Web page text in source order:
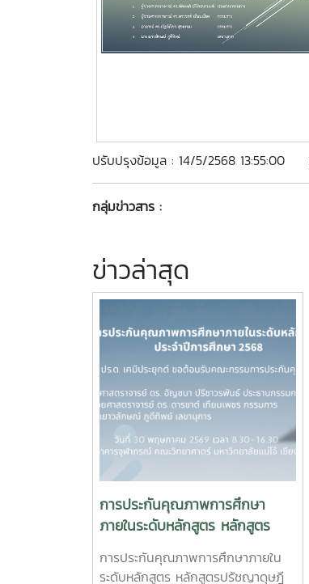
ปรับปรุงข้อมูล : 14/5/2568 13:55:00
กลุ่มข่าวสาร :
ข่าวล่าสุด
การประกันคุณภาพการศึกษา
ภายในระดับหลักสูตร หลักสูตร
ปรัชญาดุษฎีบัณฑิตสาขาวิชาเคมี
ประยุกต์ ประจำปีการศึกษา 2568
การประกันคุณภาพการศึกษาภายใน
ระดับหลักสูตร หลักสูตรปรัชญาดุษฎี